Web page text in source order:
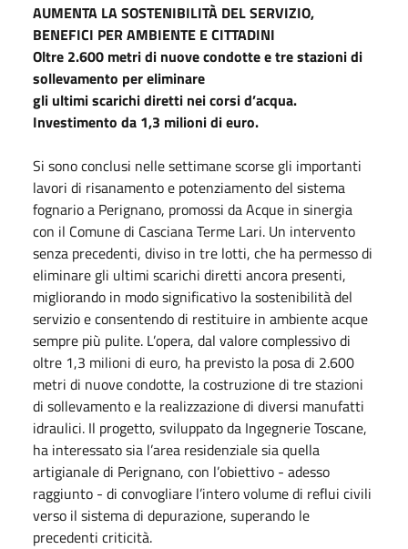
AUMENTA LA SOSTENIBILITÀ DEL SERVIZIO,
BENEFICI PER AMBIENTE E CITTADINI
Oltre 2.600 metri di nuove condotte e tre stazioni di
sollevamento per eliminare
gli ultimi scarichi diretti nei corsi d’acqua.
Investimento da 1,3 milioni di euro.
Si sono conclusi nelle settimane scorse gli importanti
lavori di risanamento e potenziamento del sistema
fognario a Perignano, promossi da Acque in sinergia
con il Comune di Casciana Terme Lari. Un intervento
senza precedenti, diviso in tre lotti, che ha permesso di
eliminare gli ultimi scarichi diretti ancora presenti,
migliorando in modo significativo la sostenibilità del
servizio e consentendo di restituire in ambiente acque
sempre più pulite. L’opera, dal valore complessivo di
oltre 1,3 milioni di euro, ha previsto la posa di 2.600
metri di nuove condotte, la costruzione di tre stazioni
di sollevamento e la realizzazione di diversi manufatti
idraulici. Il progetto, sviluppato da Ingegnerie Toscane,
ha interessato sia l’area residenziale sia quella
artigianale di Perignano, con l’obiettivo - adesso
raggiunto - di convogliare l’intero volume di reflui civili
verso il sistema di depurazione, superando le
precedenti criticità.